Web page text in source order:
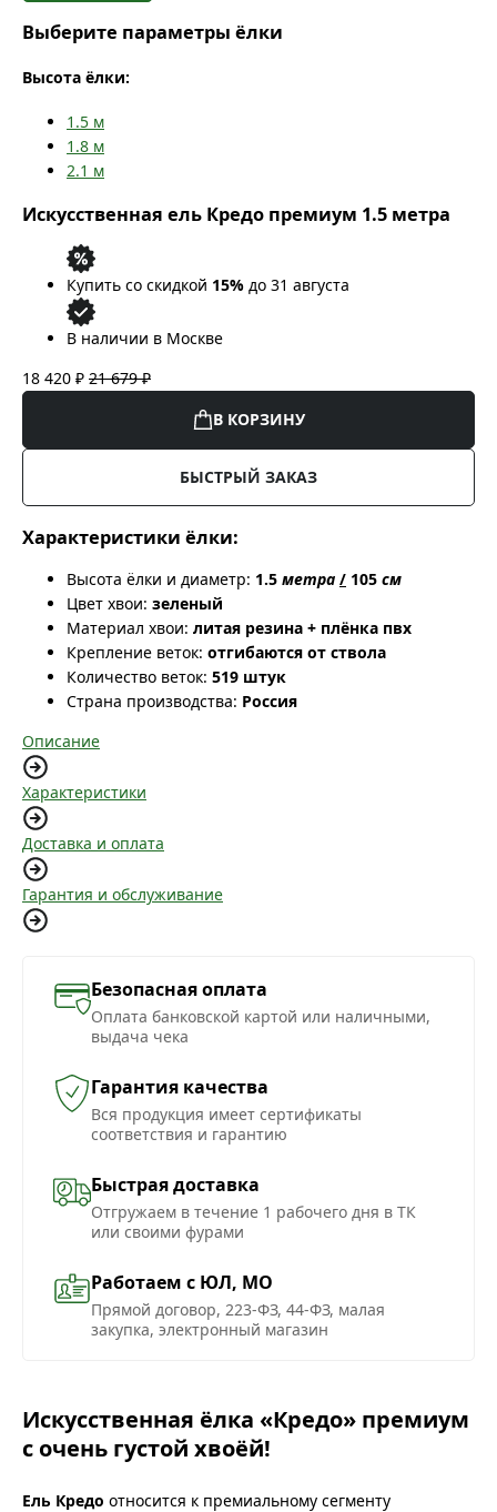
Выберите параметры ёлки
Высота ёлки:
1.5 м
1.8 м
2.1 м
Искусственная ель Кредо премиум 1.5 метра
Купить со скидкой 15% до 31 августа
В наличии в Москве
18 420 ₽ 21 679 ₽
В КОРЗИНУ
БЫСТРЫЙ ЗАКАЗ
Характеристики ёлки:
Высота ёлки и диаметр: 1.5 метра / 105 см
Цвет хвои: зеленый
Материал хвои: литая резина + плёнка пвх
Крепление веток: отгибаются от ствола
Количество веток: 519 штук
Страна производства: Россия
Описание
Характеристики
Доставка и оплата
Гарантия и обслуживание
Безопасная оплата
Оплата банковской картой или наличными,
выдача чека
Гарантия качества
Вся продукция имеет сертификаты
соответствия и гарантию
Быстрая доставка
Отгружаем в течение 1 рабочего дня в ТК
или своими фурами
Работаем с ЮЛ, МО
Прямой договор, 223-ФЗ, 44-ФЗ, малая
закупка, электронный магазин
Искусственная ёлка «Кредо» премиум
с очень густой хвоёй!
Ель Кредо относится к премиальному сегменту